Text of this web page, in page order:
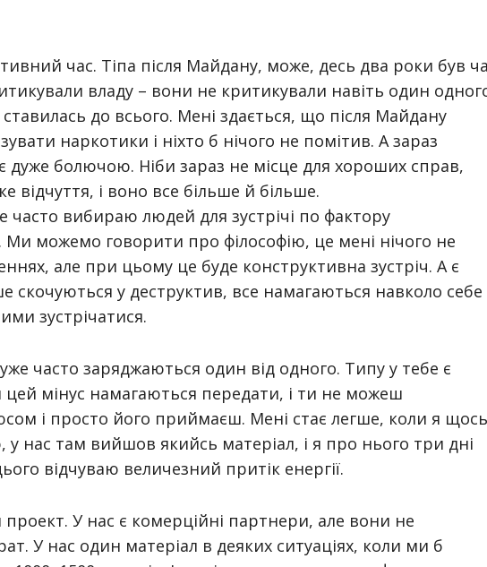
час. Тіпа після Майдану, може, десь два роки був
владу – вони не критикували навіть один
до всього. Мені здається, що після Майдану
наркотики і ніхто б нічого не помітив. А зараз
дуже болючою. Ніби зараз не місце для хороших справ,
відчуття, і воно все більше й більше.
часто вибираю людей для зустрічі по фактору
Ми можемо говорити про філософію, це мені нічого не
але при цьому це буде конструктивна зустріч. А є
скочуються у деструктив, все намагаються навколо себе
зустрічатися.
часто заряджаються один від одного. Типу у тебе є
цей мінус намагаються передати, і ти не можеш
і просто його приймаєш. Мені стає легше, коли я щось
нас там вийшов якийсь матеріал, і я про нього три дні
відчуваю величезний притік енергії.
У нас є комерційні партнери, але вони не
У нас один матеріал в деяких ситуаціях, коли ми б